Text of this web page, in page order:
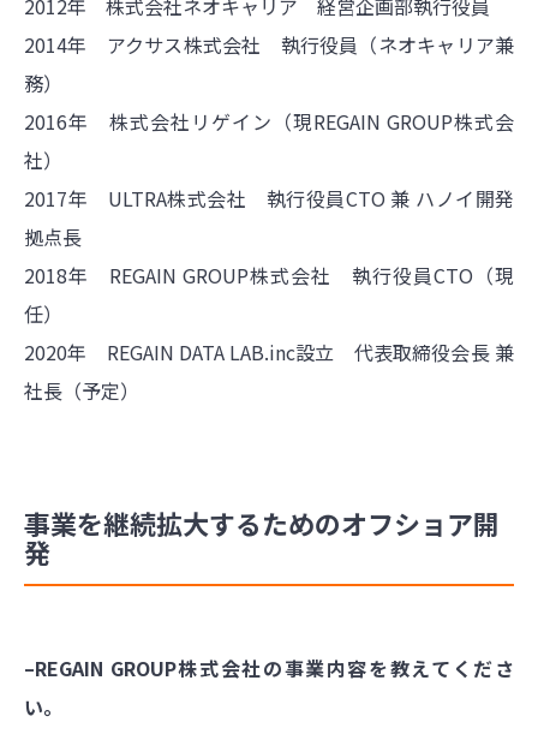
2012年 株式会社ネオキャリア 経営企画部執行役員
2014年 アクサス株式会社 執行役員（ネオキャリア兼
務）
2016年 株式会社リゲイン（現REGAIN GROUP株式会
社）
2017年 ULTRA株式会社 執行役員CTO 兼 ハノイ開発
拠点長
2018年 REGAIN GROUP株式会社 執行役員CTO（現
任）
2020年 REGAIN DATA LAB.inc設立 代表取締役会長 兼
社長（予定）
事業を継続拡大するためのオフショア開
発
–REGAIN GROUP株式会社の事業内容を教えてくださ
い。